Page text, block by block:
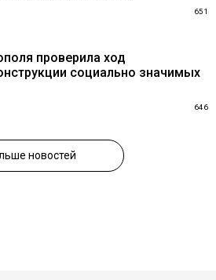
651
проверила ход
социально значимых
646
новостей